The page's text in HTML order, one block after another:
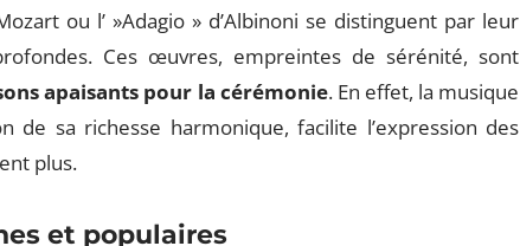
ou l’ »Adagio » d’Albinoni se distinguent par leur
Ces œuvres, empreintes de sérénité, sont
apaisants pour la cérémonie. En effet, la musique
de sa richesse harmonique, facilite l’expression des
plus.
et populaires